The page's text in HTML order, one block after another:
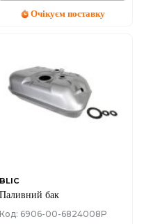
Очікуєм поставку
BLIC
Паливний бак
Код: 6906-00-6824008P